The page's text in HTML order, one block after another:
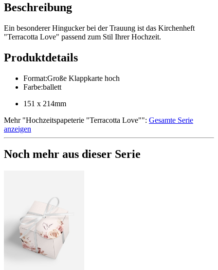
Beschreibung
Ein besonderer Hingucker bei der Trauung ist das Kirchenheft
"Terracotta Love" passend zum Stil Ihrer Hochzeit.
Produktdetails
Format:Große Klappkarte hoch
Farbe:ballett
151 x 214mm
Mehr"Hochzeitspapeterie "Terracotta Love"": Gesamte Serie
anzeigen
Noch mehr aus dieser Serie